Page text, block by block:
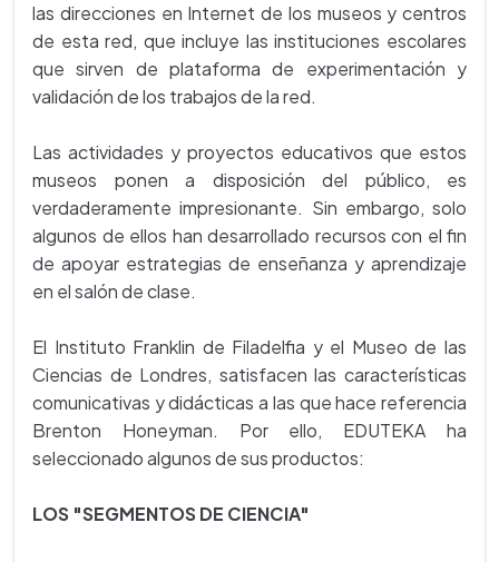
las direcciones en Internet de los museos y centros
de esta red, que incluye las instituciones escolares
que sirven de plataforma de experimentación y
validación de los trabajos de la red.
Las actividades y proyectos educativos que estos
museos ponen a disposición del público, es
verdaderamente impresionante. Sin embargo, solo
algunos de ellos han desarrollado recursos con el fin
de apoyar estrategias de enseñanza y aprendizaje
en el salón de clase.
El Instituto Franklin de Filadelfia y el Museo de las
Ciencias de Londres, satisfacen las características
comunicativas y didácticas a las que hace referencia
Brenton Honeyman. Por ello, EDUTEKA ha
seleccionado algunos de sus productos:
LOS "SEGMENTOS DE CIENCIA"